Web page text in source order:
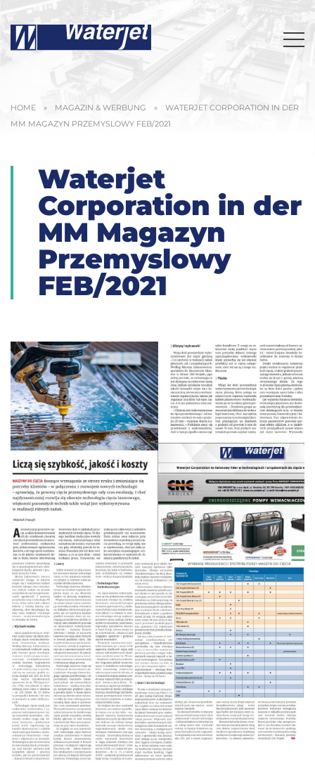
HOME » MAGAZIN & WERBUNG »
WATERJET CORPORATION IN DER
MM MAGAZYN PRZEMYSLOWY FEB/2021
Waterjet
Corporation in der
MM Magazyn
Przemyslowy
FEB/2021